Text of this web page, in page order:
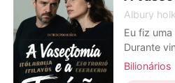
Albury holk
Eu fiz
Durante
império do
Bilionários